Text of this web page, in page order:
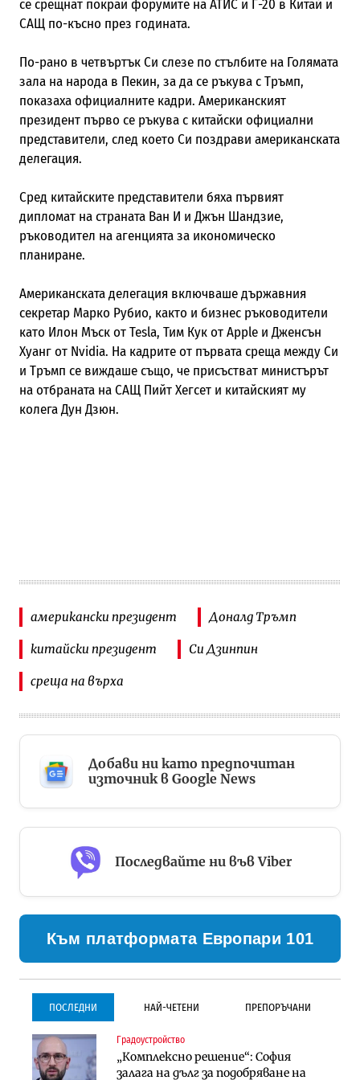
се срещнат покрай форумите на АТИС и Г-20 в Китай и
САЩ по-късно през годината.
По-рано в четвъртък Си слезе по стълбите на Голямата
зала на народа в Пекин, за да се ръкува с Тръмп,
показаха официалните кадри. Американският
президент първо се ръкува с китайски официални
представители, след което Си поздрави американската
делегация.
Сред китайските представители бяха първият
дипломат на страната Ван И и Джън Шандзие,
ръководител на агенцията за икономическо
планиране.
Американската делегация включваше държавния
секретар Марко Рубио, както и бизнес ръководители
като Илон Мъск от Tesla, Тим Кук от Apple и Дженсън
Хуанг от Nvidia. На кадрите от първата среща между Си
и Тръмп се виждаше също, че присъстват министърът
на отбраната на САЩ Пийт Хегсет и китайският му
колега Дун Дзюн.
американски президент Доналд Тръмп
китайски президент Си Дзинпин
среща на върха
Добави ни като предпочитан
източник в Google News
Последвайте ни във Viber
Към платформата Европари 101
ПОСЛЕДНИ НАЙ-ЧЕТЕНИ ПРЕПОРЪЧАНИ
Градоустройство
„Комплексно решение“: София
залага на дълг за подобряване на
Градоустройство
Столична община избра
изпълнител за преместването на
Инфраструктура
Проектирането на тунела под
Петрохан ще върви паралелно с